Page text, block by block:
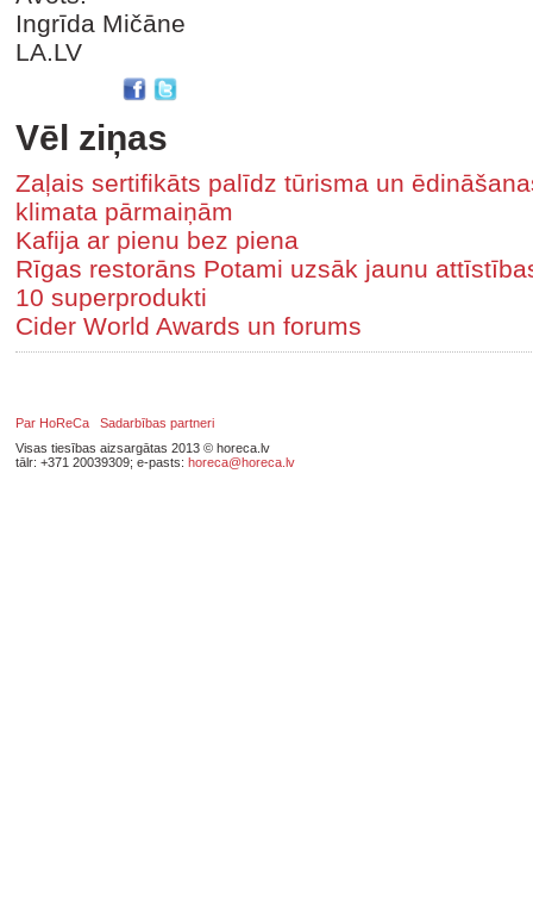
Ingrīda Mičāne
LA.LV
Vēl ziņas
Zaļais sertifikāts palīdz tūrisma un
klimata pārmaiņām
Kafija ar pienu bez piena
Rīgas restorāns Potami uzsāk jaunu
10 superprodukti
Cider World Awards un forums
Par HoReCa
Sadarbības partneri
Visas tiesības aizsargātas 2013 © horeca.lv
tālr: +371 20039309; e-pasts: horeca@horeca.lv